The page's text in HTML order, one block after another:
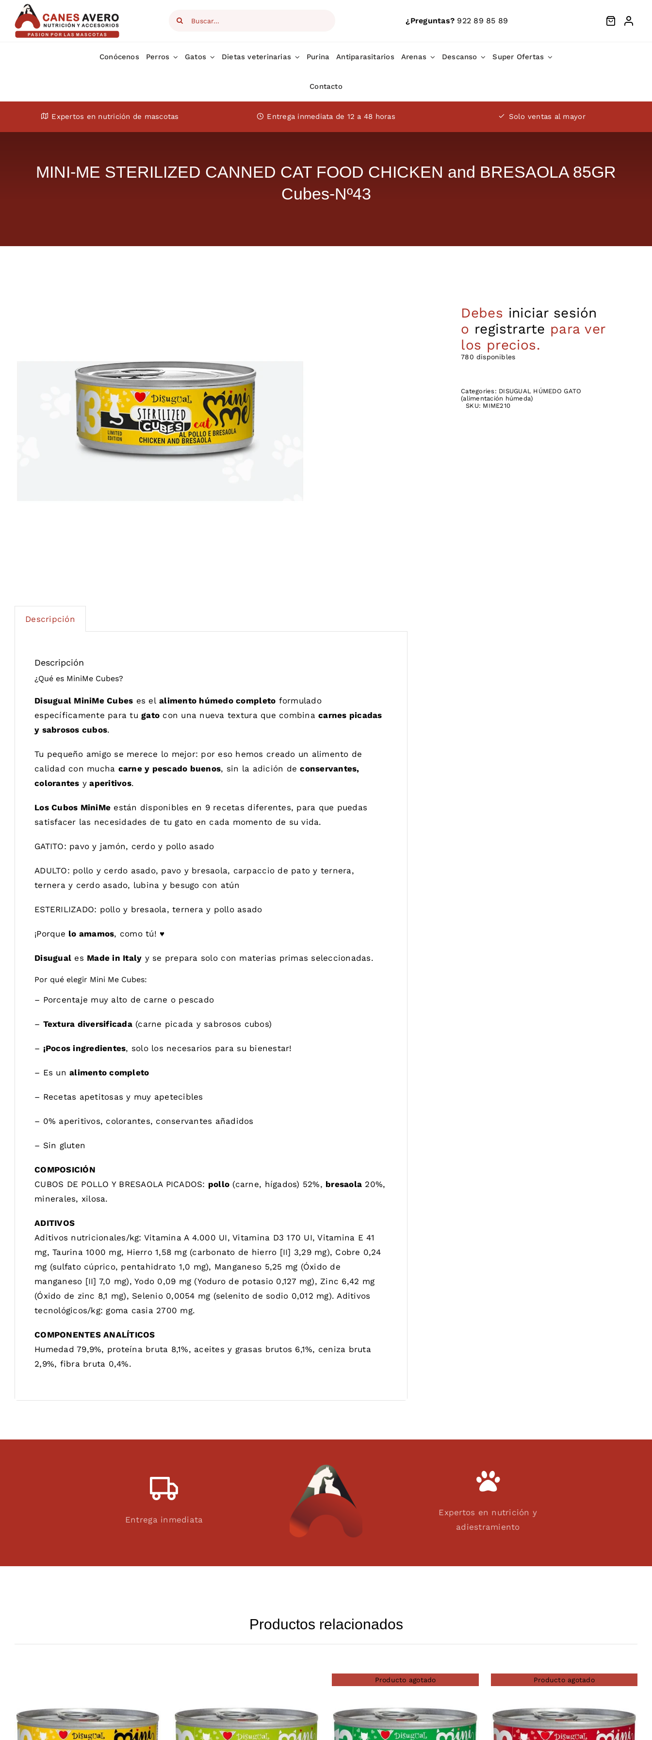
content
Search
¿Preguntas? 922 89 85 89
Conócenos Perros Gatos Dietas veterinarias Purina Antiparasitarios Arenas Descanso Super Ofertas
Contacto
Expertos en nutrición de mascotas Entrega inmediata de 12 a 48 horas Solo ventas al mayor
MINI-ME STERILIZED CANNED CAT FOOD CHICKEN and BRESAOLA 85GR
Cubes-Nº43
Descripción
Descripción
¿Qué es MiniMe Cubes?
Disugual MiniMe Cubes es elalimento húmedo completo formulado
específicamente para tugato con una nueva textura que combinacarnes picadas
y sabrosos cubos.
Tu pequeño amigo se merece lo mejor: por eso hemos creado un alimento de
calidad con mucha carne y pescado buenos, sin la adición deconservantes,
colorantes y aperitivos.
Los Cubos MiniMe están disponibles en 9 recetas diferentes, para que puedas
satisfacer las necesidades de tu gato en cada momento de su vida.
GATITO: pavo y jamón, cerdo y pollo asado
ADULTO: pollo y cerdo asado, pavo y bresaola, carpaccio de pato y ternera,
ternera y cerdo asado, lubina y besugo con atún
ESTERILIZADO: pollo y bresaola, ternera y pollo asado
¡Porque lo amamos, como tú! ♥
Disugual es Made in Italy y se prepara solo con materias primas seleccionadas.
Por qué elegir Mini Me Cubes:
– Porcentaje muy alto de carne o pescado
– Textura diversificada(carne picada y sabrosos cubos)
– ¡Pocos ingredientes, solo los necesarios para su bienestar!
– Es unalimento completo
– Recetas apetitosas y muy apetecibles
– 0% aperitivos, colorantes, conservantes añadidos
– Sin gluten
COMPOSICIÓN
CUBOS DE POLLO Y BRESAOLA PICADOS: pollo (carne, hígados) 52%, bresaola 20%,
minerales, xilosa.
ADITIVOS
Aditivos nutricionales/kg: Vitamina A 4.000 UI, Vitamina D3 170 UI, Vitamina E 41
mg, Taurina 1000 mg, Hierro 1,58 mg (carbonato de hierro [II] 3,29 mg), Cobre 0,24
mg (sulfato cúprico, pentahidrato 1,0 mg), Manganeso 5,25 mg (Óxido de
manganeso [II] 7,0 mg), Yodo 0,09 mg (Yoduro de potasio 0,127 mg), Zinc 6,42 mg
(Óxido de zinc 8,1 mg), Selenio 0,0054 mg (selenito de sodio 0,012 mg). Aditivos
tecnológicos/kg: goma casia 2700 mg.
COMPONENTES ANALÍTICOS
Humedad 79,9%, proteína bruta 8,1%, aceites y grasas brutos 6,1%, ceniza bruta
2,9%, fibra bruta 0,4%.
Debes iniciar sesión
o registrarte para ver
los precios.
780 disponibles
Categories: DISUGUAL HÚMEDO GATO
(alimentación húmeda)
SKU: MIME210
Entrega inmediata
Expertos en nutrición y
adiestramiento
Productos relacionados
Producto agotado Producto agotado